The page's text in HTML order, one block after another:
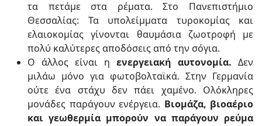
τα πετάμε στα ρέματα. Στο Πανεπιστήμιο
Θεσσαλίας: Τα υπολείμματα τυροκομίας και
ελαιοκομίας γίνονται θαυμάσια ζωοτροφή με
πολύ καλύτερες αποδόσεις από την σόγια.
Ο άλλος είναι η ενεργειακή αυτονομία. Δεν
μιλάω μόνο για φωτοβολταϊκά. Στην Γερμανία
ούτε ένα στάχυ δεν πάει χαμένο. Ολόκληρες
μονάδες παράγουν ενέργεια. Βιομάζα, βιοαέριο
και γεωθερμία μπορούν να παράγουν ρεύμα